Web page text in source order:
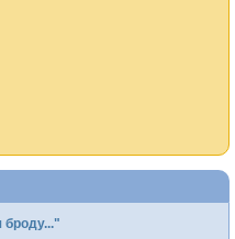
броду..."